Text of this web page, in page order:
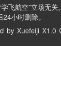
航空”立场无
小时删除。
by Xuefeiji X1.0